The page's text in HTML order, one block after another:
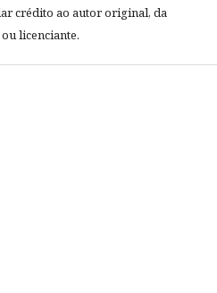
crédito ao autor original, da
licenciante.